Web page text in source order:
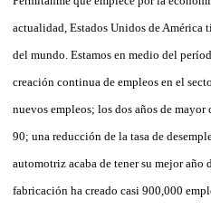
actualidad, Estados Unidos de América
del mundo. Estamos en medio del
creación continua de empleos en el
nuevos empleos; los dos años de mayor
90; una reducción de la tasa de
automotriz acaba de tener su mejor año
fabricación ha creado casi 900,000